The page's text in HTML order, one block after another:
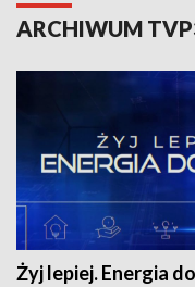
ARCHIWUM
Żyj lepiej. Energia